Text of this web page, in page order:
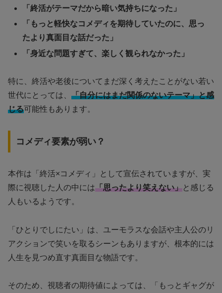
「終活がテーマだから暗い気持ちになった」
「もっと軽快なコメディを期待していたのに、思っ
たより真面目な話だった」
「身近な問題すぎて、楽しく観られなかった」
特に、終活や老後についてまだ深く考えたことがない若い
世代にとっては、 「自分にはまだ関係のないテーマ」と感
じる可能性もあります。
コメディ要素が弱い？
本作は「終活×コメディ」として宣伝されていますが、実
際に視聴した人の中には「思ったより笑えない」と感じる
人もいるようです。
「ひとりでしにたい」は、ユーモラスな会話や主人公のリ
アクションで笑いを取るシーンもありますが、根本的には
人生を見つめ直す真面目な物語です。
そのため、視聴者の期待値によっては、「もっとギャグが